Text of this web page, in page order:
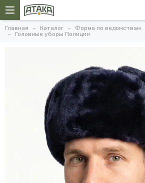
Главная Каталог Форма по ведомствам
Головные уборы Полиции